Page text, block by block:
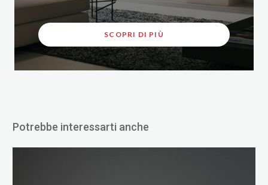
SCOPRI DI PIÙ
Potrebbe interessarti anche